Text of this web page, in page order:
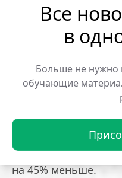
Все
в
Больше не нужно
обучающие
Цены BTC и ETH
отчетный период
обвала в октябре
фондового рынка. В
среднемесячная
$73 500, что на
2025 года.
на 45% меньше.